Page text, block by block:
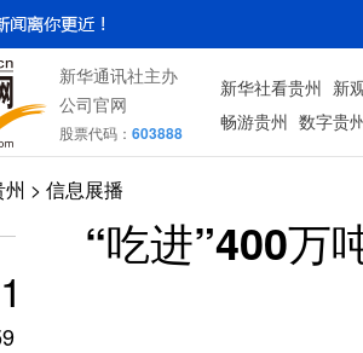
新华通讯社主办
公司官网
股票代码： 603888
新华社看贵州 新
畅游贵州 数字贵
州 > 信息展播
“吃进”400万